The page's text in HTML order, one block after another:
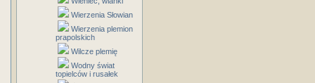
Wierzenia Słowian
Wierzenia plemion
prapolskich
Wilcze plemię
Wodny świat
topielców i rusałek